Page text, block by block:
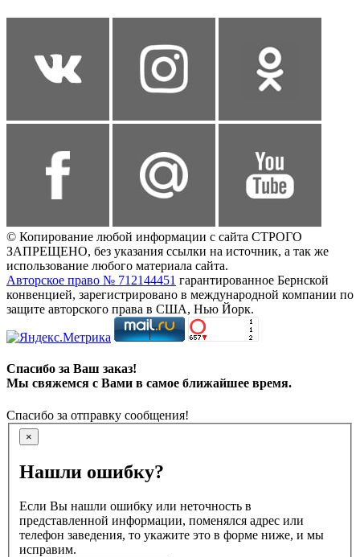
© Копирование любой информации с сайта СТРОГО
ЗАПРЕЩЕНО, без указания ссылки на источник, а так же
использование любого материала сайта.
Авторское право № 712144451 гарантированное Бернской
конвенцией, зарегистрировано в международной компании по
защите авторского права в США, Нью Йорк.
Спасибо за Ваш заказ!
Мы свяжемся с Вами в самое ближайшее время.
Спасибо за отправку сообщения!
×
Нашли ошибку?
Если Вы нашли ошибку или неточность в
представленной информации, поменялся адрес или
телефон заведения, то укажите это в форме ниже, и мы
исправим.